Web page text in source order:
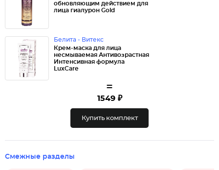
обновляющим действием для
лица гиалурон Gold
Белита - Витекс
Крем-маска для лица
несмываемая Антивозрастная
Интенсивная формула
LuxCare
=
1549 ₽
Купить комплект
Смежные разделы